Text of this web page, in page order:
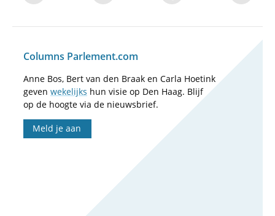
Columns Parlement.com
Anne Bos, Bert van den Braak en Carla Hoetink
geven wekelijks hun visie op Den Haag. Blijf
op de hoogte via de nieuwsbrief.
Meld je aan